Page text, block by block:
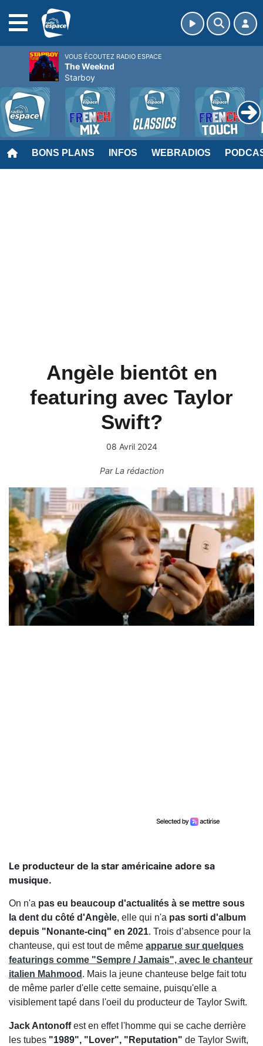
BONS PLANS INFOS WEBRADIOS
Angèle bientôt en
featuring avec Taylor
Swift?
08 Avril 2024
ParLa rédaction
Le producteur de la star américaine adore sa
musique.
On n'a pas eu beaucoup d'actualités à se mettre sous
la dent du côté d'Angèle, elle qui n'a pas sorti d'album
depuis "Nonante-cinq" en 2021. Trois d’absence pour la
chanteuse, qui est tout de même apparue sur quelques
featurings comme "Sempre / Jamais", avec le chanteur
italien Mahmood . Mais la jeune chanteuse belge fait totu
de même parler d'elle cette semaine, puisqu'elle a
visiblement tapé dans l'oeil du producteur de Taylor Swift.
Jack Antonoffest en effet l'homme qui se cache derrière
les tubes "1989", "Lover", "Reputation" de Taylor Swift,
VOUS ÉCOUTEZ RADIO ESPACE
The Weeknd
Starboy